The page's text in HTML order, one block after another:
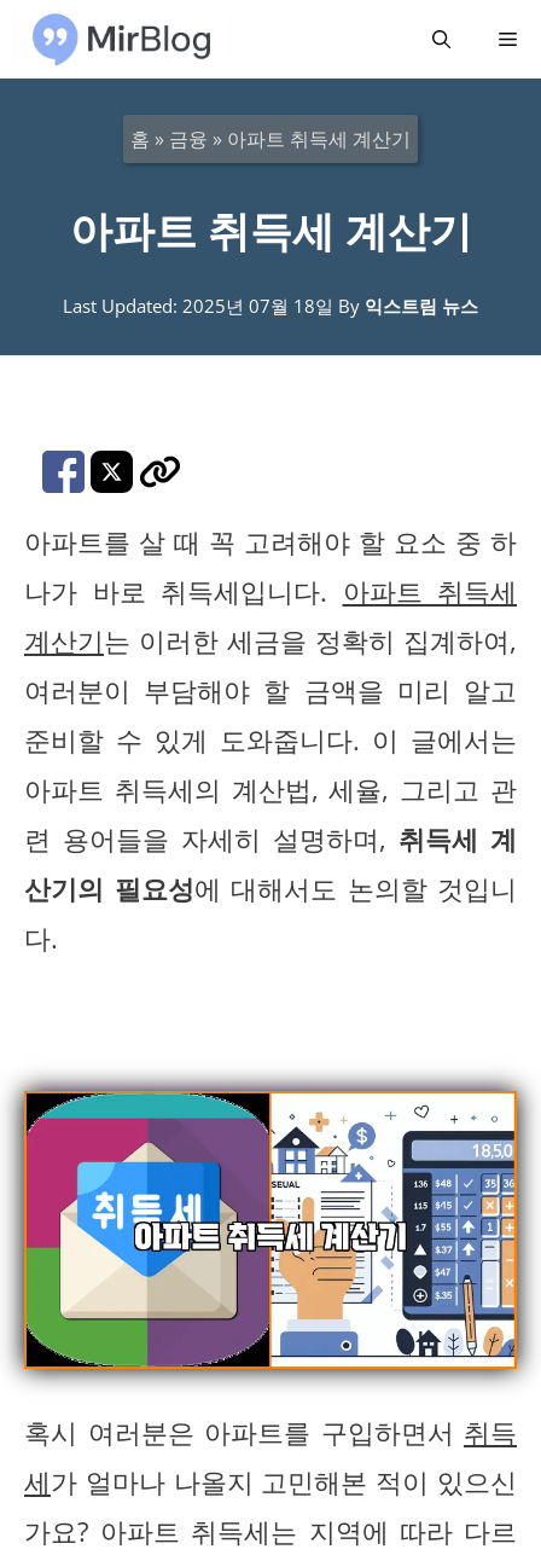
메
홈 » 금융 » 아파트 취득세 계산기
아파트 취득세 계산기
Last Updated: 2025년 07월 18일 By 익스트림 뉴스
아파트를 살 때 꼭 고려해야 할 요소 중 하
나가 바로 취득세입니다. 아파트 취득세
계산기는 이러한 세금을 정확히 집계하여,
여러분이 부담해야 할 금액을 미리 알고
준비할 수 있게 도와줍니다. 이 글에서는
아파트 취득세의 계산법, 세율, 그리고 관
련 용어들을 자세히 설명하며, 취득세 계
산기의 필요성에 대해서도 논의할 것입니
다.
혹시 여러분은 아파트를 구입하면서 취득
세가 얼마나 나올지 고민해본 적이 있으신
가요? 아파트 취득세는 지역에 따라 다르